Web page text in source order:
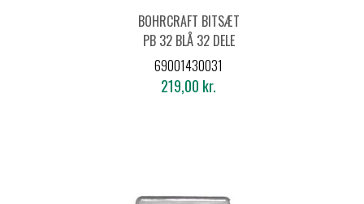
BOHRCRAFT BITSÆT
PB 32 BLÅ 32 DELE
69001430031
219,00 kr.